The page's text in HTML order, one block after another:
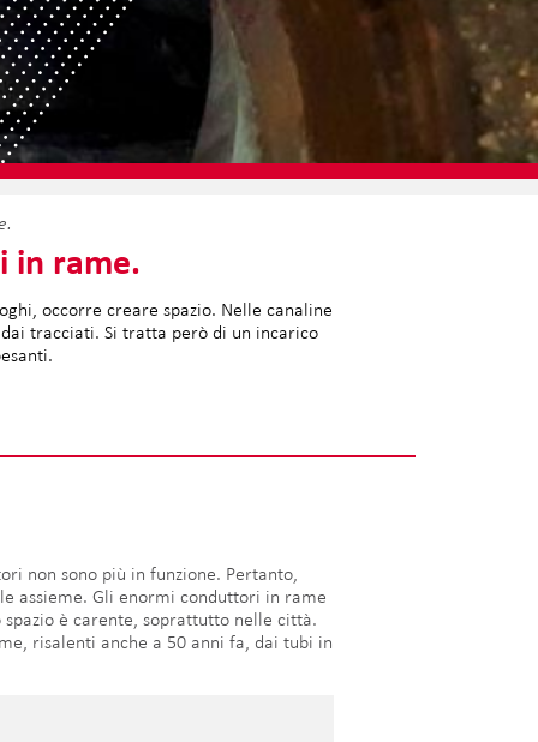
in rame.
occorre creare spazio. Nelle canaline
tracciati. Si tratta però di un incarico
non sono più in funzione. Pertanto,
assieme. Gli enormi conduttori in rame
è carente, soprattutto nelle città.
risalenti anche a 50 anni fa, dai tubi in